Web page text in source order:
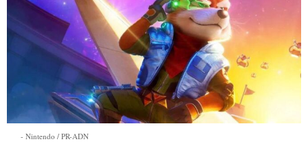
Nintendo / PR-ADN